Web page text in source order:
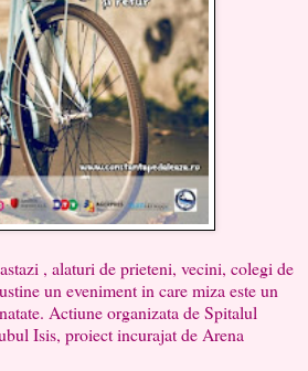
, alaturi de prieteni, vecini, colegi de
un eveniment in care miza este un
Actiune organizata de Spitalul
Isis, proiect incurajat de Arena